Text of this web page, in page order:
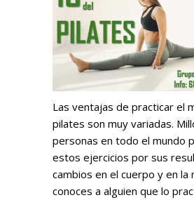
Las ventajas de practicar el
pilates son muy variadas.
personas en todo el mundo
estos ejercicios por sus
cambios en el cuerpo y en la
conoces a alguien que lo